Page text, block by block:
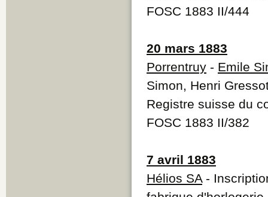
FOSC 1883 II/444
20 mars 1883
Porrentruy - Emile
Simon, Henri
Registre suisse du
FOSC 1883 II/382
7 avril 1883
Hélios SA -